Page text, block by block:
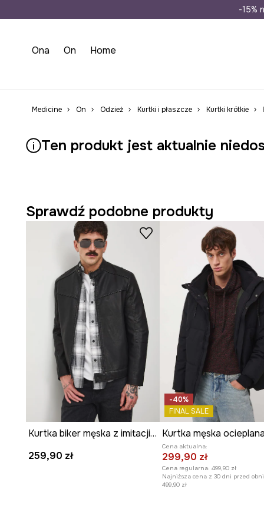
Wysyłka
-15%
Ona On Home
Medicine On Odzież Kurtki i płaszcze Kurtki krótkie
Ten produkt jest aktualnie
Sprawdź podobne produkty
Kurtka biker męska z imitacji skóry
259,90 zł
-40%
FINAL SALE
Cena aktualna:
299,90 zł
Cena regularna: 499,90 zł
Najniższa cena z 30 dni przed
499,90 zł